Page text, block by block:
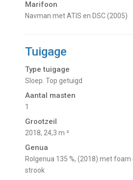
Marifoon
Navman met ATIS en DSC (2005)
Tuigage
Type tuigage
Sloep. Top getuigd
Aantal masten
1
Grootzeil
2018, 24,3 m ²
Genua
Rolgenua 135 %, (2018) met foam en blauwe UV
strook